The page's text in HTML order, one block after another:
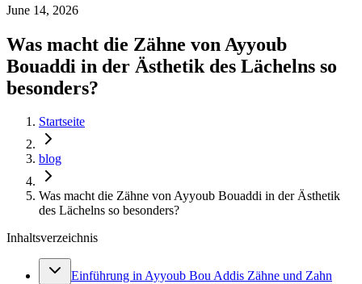
June 14, 2026
Was macht die Zähne von Ayyoub
Bouaddi in der Ästhetik des Lächelns so
besonders?
Startseite
blog
Was macht die Zähne von Ayyoub Bouaddi in der Ästhetik
des Lächelns so besonders?
Inhaltsverzeichnis
Einführung in Ayyoub Bou Addis Zähne und Zahn